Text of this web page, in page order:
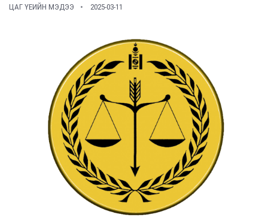
ЦАГ ҮЕИЙН МЭДЭЭ 2025-03-11